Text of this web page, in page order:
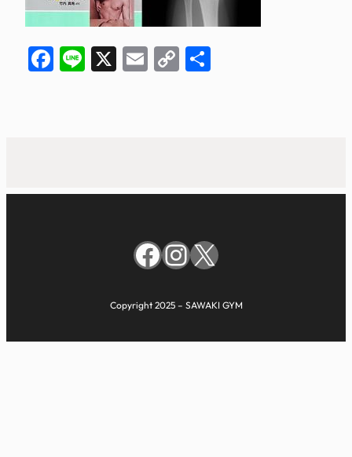
Facebook
Line
X EmailCopy
Facebook
Instagram
X
Copyright 2025 – SAWAKI GYM